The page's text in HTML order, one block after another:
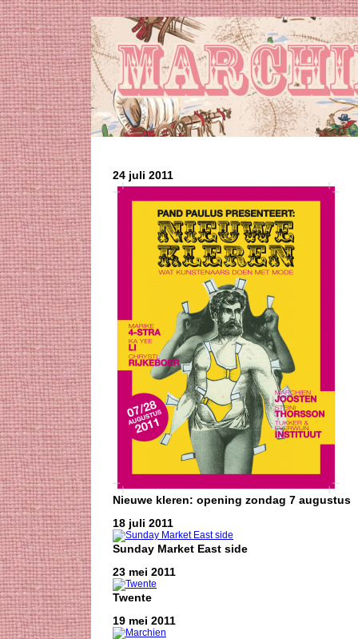
24 juli 2011
Nieuwe kleren: opening zondag 7 augustus
18 juli 2011
Sunday Market East side
23 mei 2011
Twente
19 mei 2011